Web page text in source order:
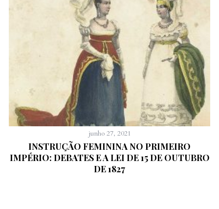
junho 27, 2021
INSTRUÇÃO FEMININA NO PRIMEIRO
IMPÉRIO: DEBATES E A LEI DE 15 DE OUTUBRO
DE 1827